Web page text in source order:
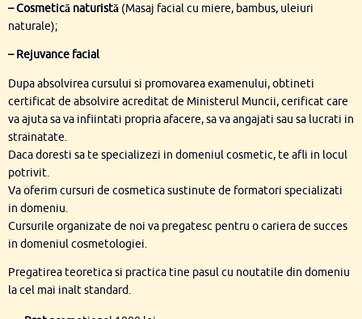
– Cosmetică naturistă (Masaj facial cu miere, bambus, uleiuri
naturale);
– Rejuvance facial
Dupa absolvirea cursului si promovarea examenului, obtineti
certificat de absolvire acreditat de Ministerul Muncii, cerificat care
va ajuta sa va infiintati propria afacere, sa va angajati sau sa lucrati in
strainatate.
Daca doresti sa te specializezi in domeniul cosmetic, te afli in locul
potrivit.
Va oferim cursuri de cosmetica sustinute de formatori specializati
in domeniu.
Cursurile organizate de noi va pregatesc pentru o cariera de succes
in domeniul cosmetologiei.
Pregatirea teoretica si practica tine pasul cu noutatile din domeniu
la cel mai inalt standard.